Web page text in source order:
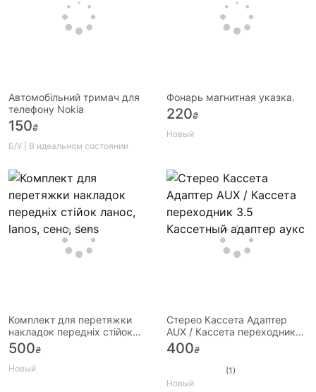
Автомобільний тримач для
телефону Nokia
150₴
Б/У | В идеальном состоянии
Фонарь магнитная указка.
220₴
Новый
Комплект для перетяжки
накладок передніх стійок
ланос, lanos, сенс, sens
500₴
Новый
Стерео Кассета Адаптер
AUX / Кассета переходник
3.5 Кассетный адаптер аукс
400₴
(1)
Новый